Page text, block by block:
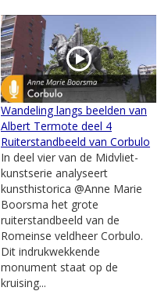
Wandeling langs beelden van
Albert Termote deel 4
Ruiterstandbeeld van Corbulo
In deel vier van de Midvliet-
kunstserie analyseert
kunsthistorica @Anne Marie
Boorsma het grote
ruiterstandbeeld van de
Romeinse veldheer Corbulo.
Dit indrukwekkende
monument staat op de
kruising...